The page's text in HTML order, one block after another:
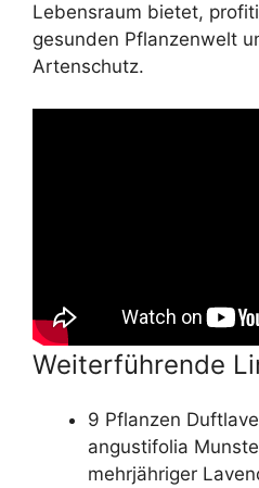
Lebensraum bietet,
gesunden Pflanzenwelt
Artenschutz.
Weiterführende
9 Pflanzen
angustifolia
mehrjähriger